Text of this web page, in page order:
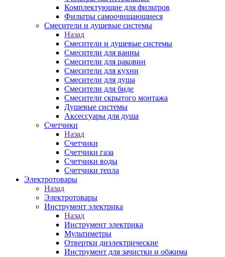
Комплектующие для фильтров
Фильтры самоочищающиеся
Смесители и душевые системы
Назад
Смесители и душевые системы
Смесители для ванны
Смесители для раковин
Смесители для кухни
Смесители для душа
Смесители для биде
Смесители скрытого монтажа
Душевые системы
Аксессуары для душа
Счетчики
Назад
Счетчики
Счетчики газа
Счетчики воды
Счетчики тепла
Электротовары
Назад
Электротовары
Инструмент электрика
Назад
Инструмент электрика
Мультиметры
Отвертки диэлектрические
Инструмент для зачистки и обжима